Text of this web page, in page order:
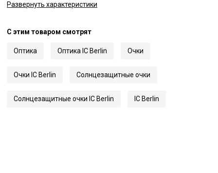
Цвет линз
Диаметр линзы
Ширина переносицы
Код
34390
Развернуть характеристики
С этим товаром смотрят
Оптика Оптика IC Berlin Очки
Очки IC Berlin Солнцезащитные очки
Солнцезащитные очки IC Berlin IC Berlin